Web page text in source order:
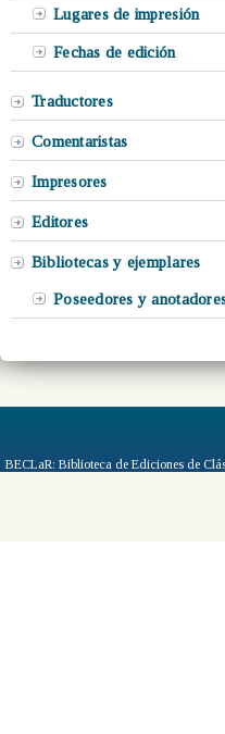
Lugares de impresión
Fechas de edición
Traductores
Comentaristas
Impresores
Editores
Bibliotecas y ejemplares
Poseedores y
BECLaR: Biblioteca de Ediciones de